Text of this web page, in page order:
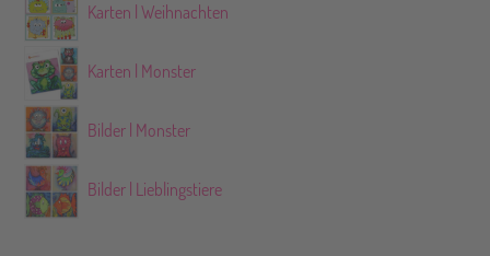
Karten | Weihnachten
Karten | Monster
Bilder | Monster
Bilder | Lieblingstiere